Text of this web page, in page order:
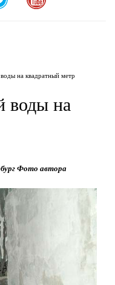
на квадратный метр
воды на
Фото автора